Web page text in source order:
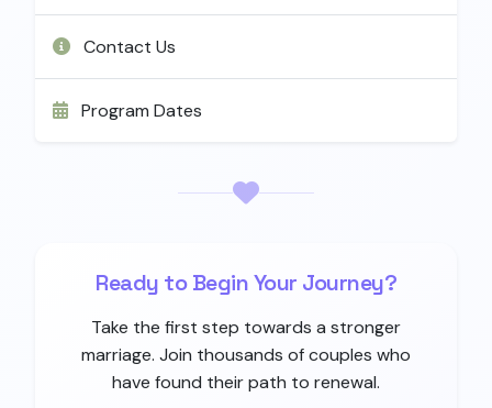
Contact Us
Program Dates
Ready to Begin Your Journey?
Take the first step towards a stronger
marriage. Join thousands of couples who
have found their path to renewal.